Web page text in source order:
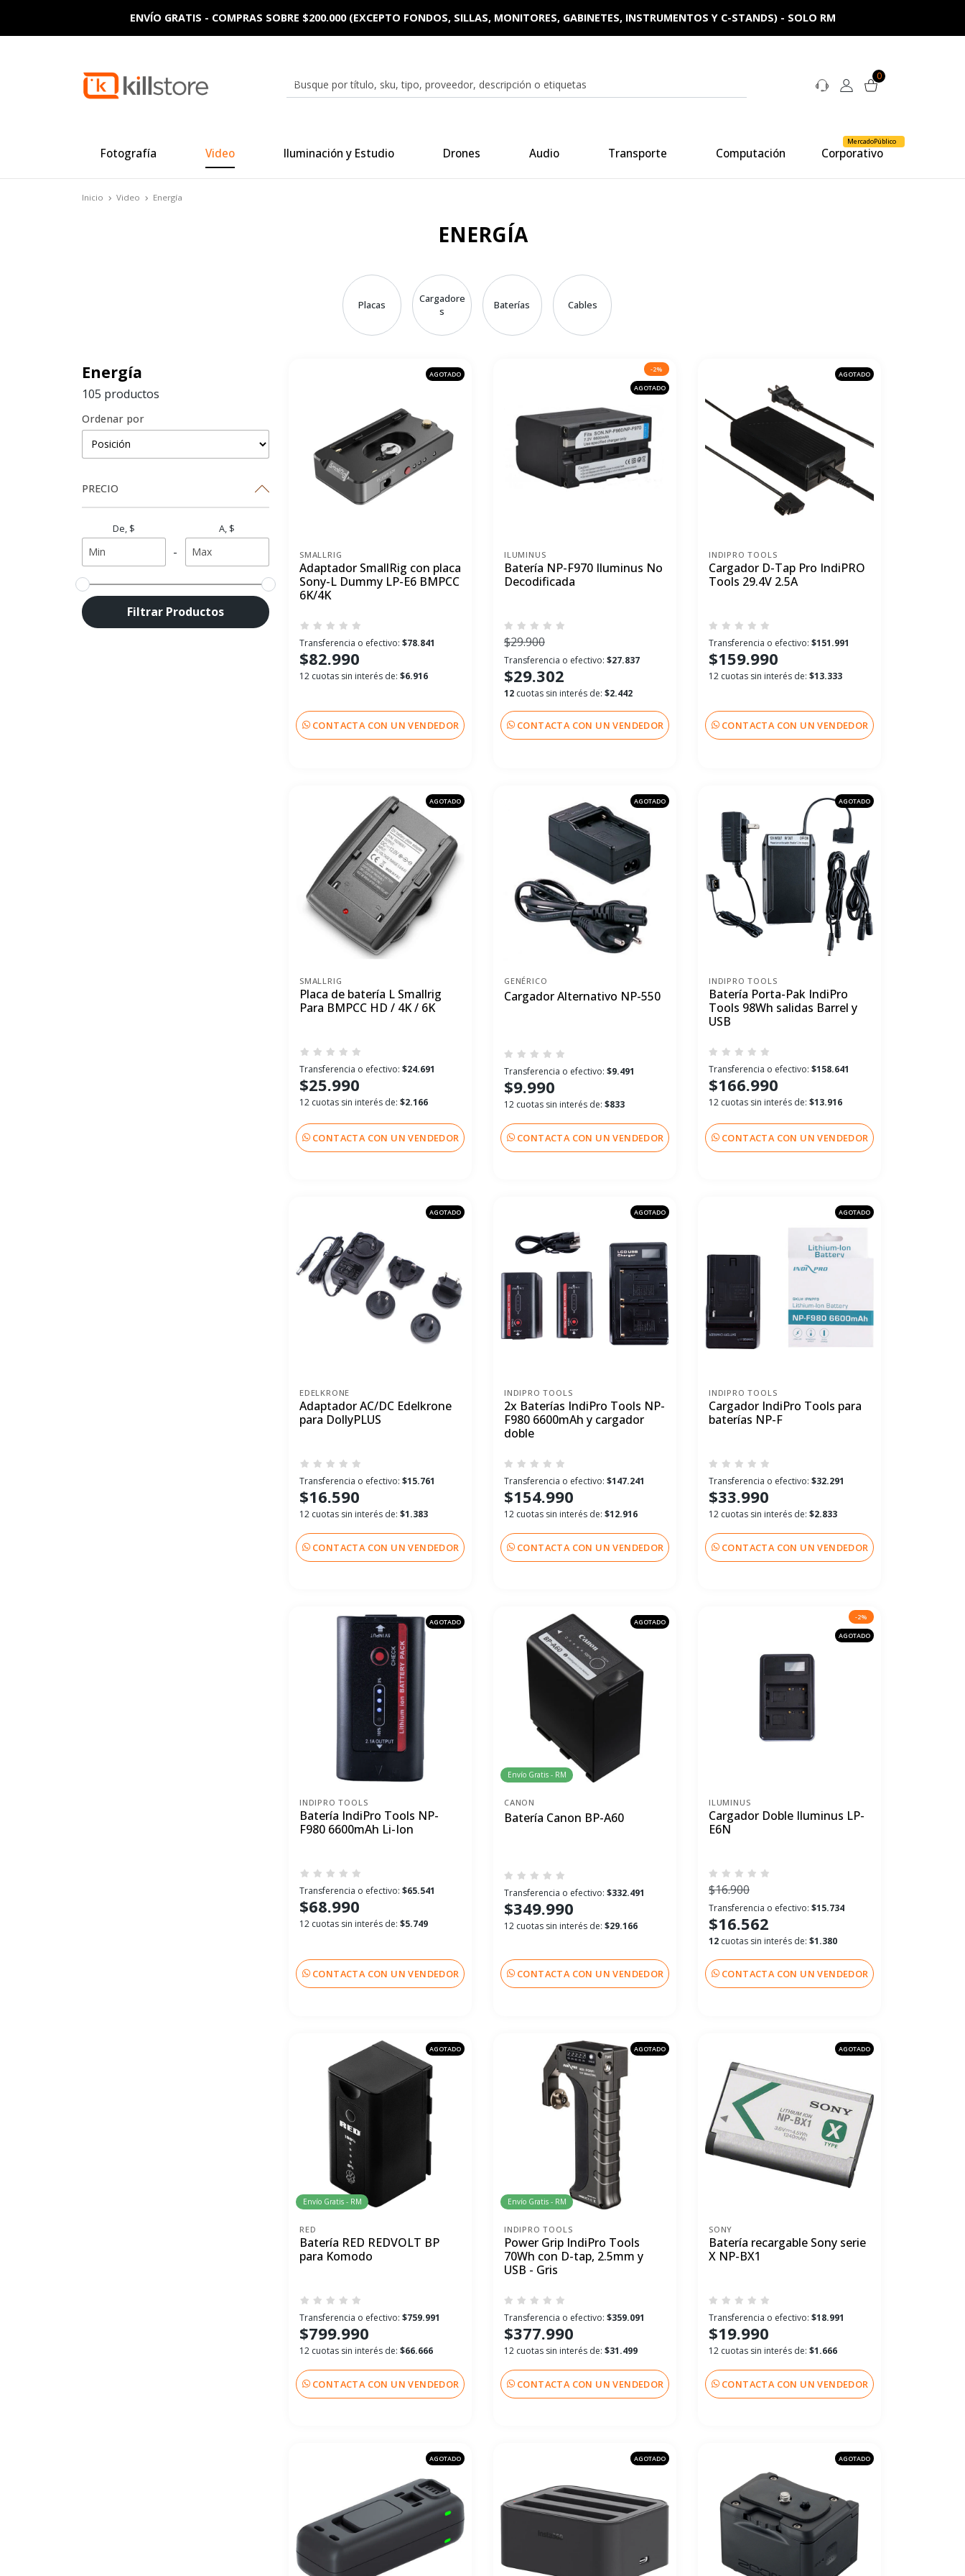
0
Fotografía Video Iluminación y Estudio Drones Audio Transporte Computación Corporativo
MercadoPúblico
ENVÍO GRATIS - COMPRAS SOBRE $200.000 (EXCEPTO FONDOS, SILLAS, MONITORES, GABINETES, INSTRUMENTOS Y C-STANDS) - SOLO RM
Inicio Video Energía
ENERGÍA
Placas
Cargadore
s
Baterías Cables
Energía
105 productos
Ordenar por
PRECIO
De, $
-
A, $
Filtrar Productos
AGOTADO
SMALLRIG
Adaptador SmallRig con placa
Sony-L Dummy LP-E6 BMPCC
6K/4K
Transferencia o efectivo: $78.841
$82.990
12 cuotas sin interés de: $6.916
CONTACTA CON UN VENDEDOR
-2%
AGOTADO
ILUMINUS
Batería NP-F970 Iluminus No
Decodificada
$29.900
Transferencia o efectivo: $27.837
$29.302
12cuotas sin interés de: $2.442
CONTACTA CON UN VENDEDOR
AGOTADO
INDIPRO TOOLS
Cargador D-Tap Pro IndiPRO
Tools 29.4V 2.5A
Transferencia o efectivo: $151.991
$159.990
12 cuotas sin interés de: $13.333
CONTACTA CON UN VENDEDOR
AGOTADO
SMALLRIG
Placa de batería L Smallrig
Para BMPCC HD / 4K / 6K
Transferencia o efectivo: $24.691
$25.990
12 cuotas sin interés de: $2.166
CONTACTA CON UN VENDEDOR
AGOTADO
GENÉRICO
Cargador Alternativo NP-550
Transferencia o efectivo: $9.491
$9.990
12 cuotas sin interés de: $833
CONTACTA CON UN VENDEDOR
AGOTADO
INDIPRO TOOLS
Batería Porta-Pak IndiPro
Tools 98Wh salidas Barrel y
USB
Transferencia o efectivo: $158.641
$166.990
12 cuotas sin interés de: $13.916
CONTACTA CON UN VENDEDOR
AGOTADO
EDELKRONE
Adaptador AC/DC Edelkrone
para DollyPLUS
Transferencia o efectivo: $15.761
$16.590
12 cuotas sin interés de: $1.383
CONTACTA CON UN VENDEDOR
AGOTADO
INDIPRO TOOLS
2x Baterías IndiPro Tools NP-
F980 6600mAh y cargador
doble
Transferencia o efectivo: $147.241
$154.990
12 cuotas sin interés de: $12.916
CONTACTA CON UN VENDEDOR
AGOTADO
INDIPRO TOOLS
Cargador IndiPro Tools para
baterías NP-F
Transferencia o efectivo: $32.291
$33.990
12 cuotas sin interés de: $2.833
CONTACTA CON UN VENDEDOR
AGOTADO
INDIPRO TOOLS
Batería IndiPro Tools NP-
F980 6600mAh Li-Ion
Transferencia o efectivo: $65.541
$68.990
12 cuotas sin interés de: $5.749
CONTACTA CON UN VENDEDOR
AGOTADO
Envío Gratis - RM
CANON
Batería Canon BP-A60
Transferencia o efectivo: $332.491
$349.990
12 cuotas sin interés de: $29.166
CONTACTA CON UN VENDEDOR
-2%
AGOTADO
ILUMINUS
Cargador Doble Iluminus LP-
E6N
$16.900
Transferencia o efectivo: $15.734
$16.562
12cuotas sin interés de: $1.380
CONTACTA CON UN VENDEDOR
AGOTADO
Envío Gratis - RM
RED
Batería RED REDVOLT BP
para Komodo
Transferencia o efectivo: $759.991
$799.990
12 cuotas sin interés de: $66.666
CONTACTA CON UN VENDEDOR
AGOTADO
Envío Gratis - RM
INDIPRO TOOLS
Power Grip IndiPro Tools
70Wh con D-tap, 2.5mm y
USB - Gris
Transferencia o efectivo: $359.091
$377.990
12 cuotas sin interés de: $31.499
CONTACTA CON UN VENDEDOR
AGOTADO
SONY
Batería recargable Sony serie
X NP-BX1
Transferencia o efectivo: $18.991
$19.990
12 cuotas sin interés de: $1.666
CONTACTA CON UN VENDEDOR
AGOTADO AGOTADO AGOTADO